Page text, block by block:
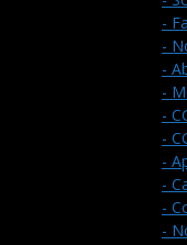
-
-
-
-
-
-
-
-
-
-